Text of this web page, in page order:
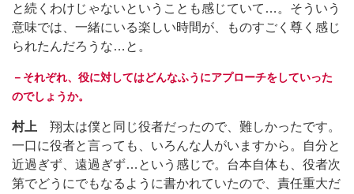
と続くわけじゃないということも感じていて…。そういう
意味では、一緒にいる楽しい時間が、ものすごく尊く感じ
られたんだろうな…と。
－それぞれ、役に対してはどんなふうにアプローチをしていった
のでしょうか。
村上 翔太は僕と同じ役者だったので、難しかったです。
一口に役者と言っても、いろんな人がいますから。自分と
近過ぎず、遠過ぎず…という感じで。台本自体も、役者次
第でどうにでもなるように書かれていたので、責任重大だ